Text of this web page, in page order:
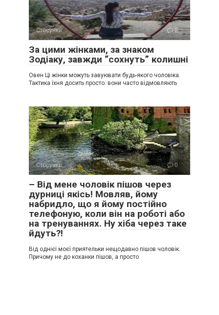
Стосунки 0
За цими жінками, за знаком
Зодіаку, завжди “сохнуть” колишні
Овен Ці жінки можуть завуювати будь-якого чоловіка.
Тактика їхня досить просто: вони часто відмовляють
Стосунки 0
– Від мене чоловік пішов через
дурниці якісь! Мовляв, йому
набридло, що я йому постійно
телефоную, коли він на роботі або
на тренуваннях. Ну хіба через таке
йдуть?!
Від однієї моєї приятельки нещодавно пішов чоловік.
Причому не до коханки пішов, а просто